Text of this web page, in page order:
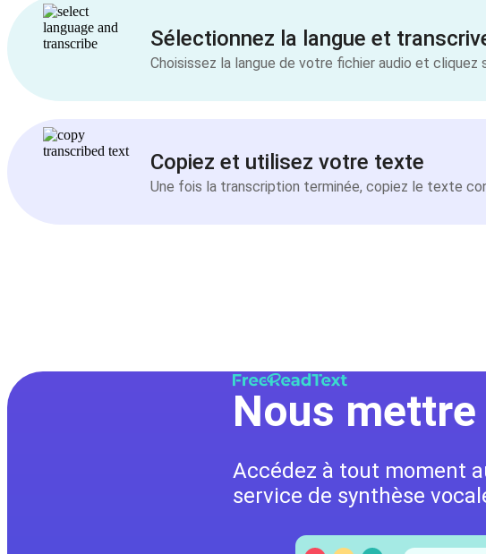
Sélectionnez la langue et
Choisissez la langue de votre fichier audio et cliquez
Copiez et utilisez votre texte
Une fois la transcription terminée, copiez le texte
Nous
Accédez à tout moment
service de synthèse